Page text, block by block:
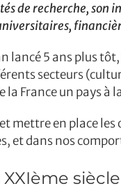
de recherche,
lancé 5 ans plus
secteurs
la France un pays
mettre en place
et dans nos
siècle